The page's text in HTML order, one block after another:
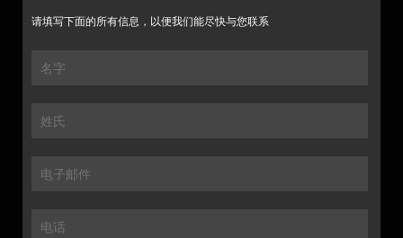
请填写下面的所有信息，以便我们能尽快与您联系